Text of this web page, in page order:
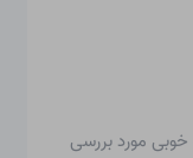
مورد بررسی